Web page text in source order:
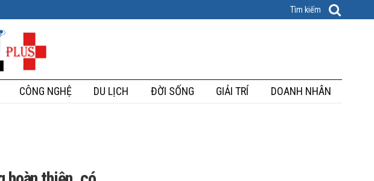
CÔNG NGHỆ DU LỊCH ĐỜI SỐNG GIẢI TRÍ DOANH NHÂN